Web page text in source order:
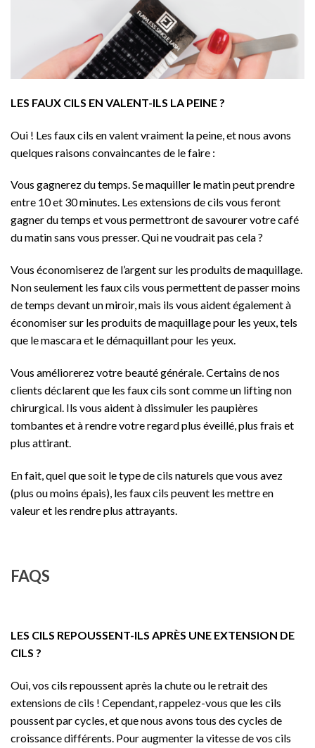
LES FAUX CILS EN VALENT-ILS LA PEINE ?
Oui ! Les faux cils en valent vraiment la peine, et nous avons
quelques raisons convaincantes de le faire :
Vous gagnerez du temps. Se maquiller le matin peut prendre
entre 10 et 30 minutes. Les extensions de cils vous feront
gagner du temps et vous permettront de savourer votre café
du matin sans vous presser. Qui ne voudrait pas cela ?
Vous économiserez de l’argent sur les produits de maquillage.
Non seulement les faux cils vous permettent de passer moins
de temps devant un miroir, mais ils vous aident également à
économiser sur les produits de maquillage pour les yeux, tels
que le mascara et le démaquillant pour les yeux.
Vous améliorerez votre beauté générale. Certains de nos
clients déclarent que les faux cils sont comme un lifting non
chirurgical. Ils vous aident à dissimuler les paupières
tombantes et à rendre votre regard plus éveillé, plus frais et
plus attirant.
En fait, quel que soit le type de cils naturels que vous avez
(plus ou moins épais), les faux cils peuvent les mettre en
valeur et les rendre plus attrayants.
FAQS
LES CILS REPOUSSENT-ILS APRÈS UNE EXTENSION DE
CILS ?
Oui, vos cils repoussent après la chute ou le retrait des
extensions de cils ! Cependant, rappelez-vous que les cils
poussent par cycles, et que nous avons tous des cycles de
croissance différents. Pour augmenter la vitesse de vos cils